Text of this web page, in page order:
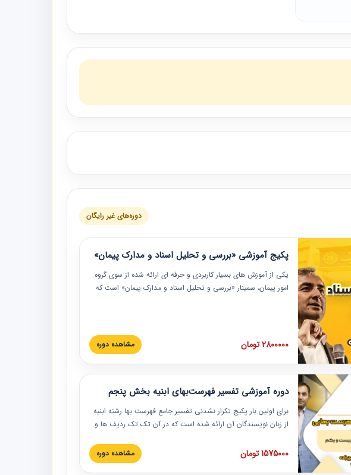
دوره‌های غیر رایگان
پکیج آموزشی «بررسی و تحلیل اسناد و مدارک پیمان»
یکی از آموزش‏‏‏‏‏‏ های بسیار کاربردی و حرفه‏ ای ارائه شده از سوی گروه
امور پیمان، سمینار «بررسی و تحلیل اسناد و مدارک پیمان» است که
عملی در این خصوص ارائه شده است.
2800000 تومان مشاهده دوره
دوره آموزشی تفسیر فهرست‌بهای ابنیه بخش پنجم
برای اولین بار پکیج تکرار نشدنی تفسیر جامع فهرست بها رشته ابنیه
از زبان نویسندگان آن ارائه شده است که در آن تک تک ردیف ها و
تصویری بوده و به همراه تصاویر عملیات اجرایی مرتبط با ردیف های
فهرست بها ارائه شده است. این دوره با کلام مهندس
1575000 تومان مشاهده دوره